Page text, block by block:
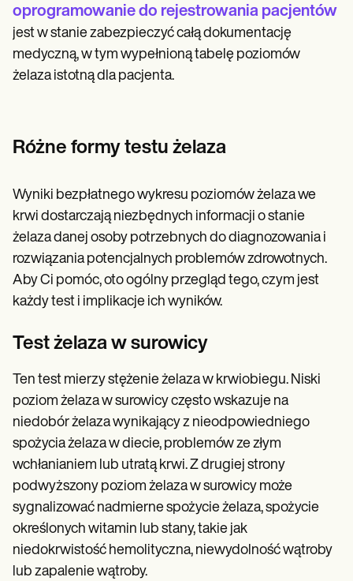
oprogramowanie do rejestrowania pacjentów
jest w stanie zabezpieczyć całą dokumentację
medyczną, w tym wypełnioną tabelę poziomów
żelaza istotną dla pacjenta.
Różne formy testu żelaza
Wyniki bezpłatnego wykresu poziomów żelaza we
krwi dostarczają niezbędnych informacji o stanie
żelaza danej osoby potrzebnych do diagnozowania i
rozwiązania potencjalnych problemów zdrowotnych.
Aby Ci pomóc, oto ogólny przegląd tego, czym jest
każdy test i implikacje ich wyników.
Test żelaza w surowicy
Ten test mierzy stężenie żelaza w krwiobiegu. Niski
poziom żelaza w surowicy często wskazuje na
niedobór żelaza wynikający z nieodpowiedniego
spożycia żelaza w diecie, problemów ze złym
wchłanianiem lub utratą krwi. Z drugiej strony
podwyższony poziom żelaza w surowicy może
sygnalizować nadmierne spożycie żelaza, spożycie
określonych witamin lub stany, takie jak
niedokrwistość hemolityczna, niewydolność wątroby
lub zapalenie wątroby.